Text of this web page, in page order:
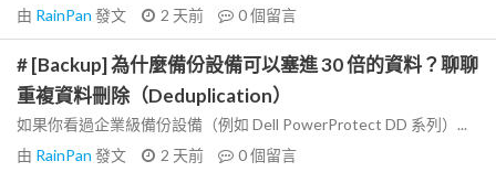
由 RainPan 發文 2 天前 0個留言
# [Backup] 為什麼備份設備可以塞進 30 倍的資料？聊聊
重複資料刪除（Deduplication）
如果你看過企業級備份設備（例如 Dell PowerProtect DD 系列）...
由 RainPan 發文 2 天前 0個留言